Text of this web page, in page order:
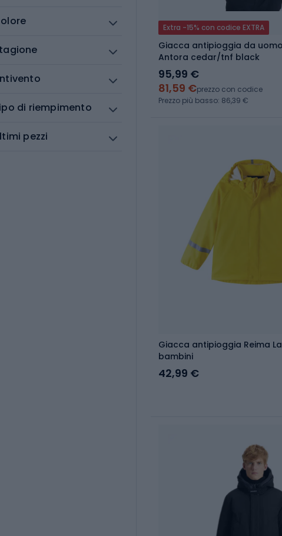
di riempimento
pezzi
Extra -15% con codice EXTRA
Giacca antipioggia da
Antora cedar/tnf black
95,99 €
81,59 €prezzo con codice
Prezzo più basso: 86,39 €
Giacca antipioggia Reima
bambini
42,99 €